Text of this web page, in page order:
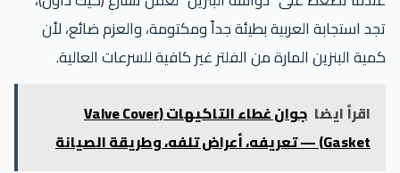
استجابة العربية بطيئة جداً ومكتومة، والعزم ضائع، لأن
البنزين المارة من الفلتر غير كافية للسرعات العالية.
اقرأ ايضا
جوان غطاء التاكيهات (Valve Cover
Gasket) — تعريفه، أعراض تلفه، وطريقة الصيانة